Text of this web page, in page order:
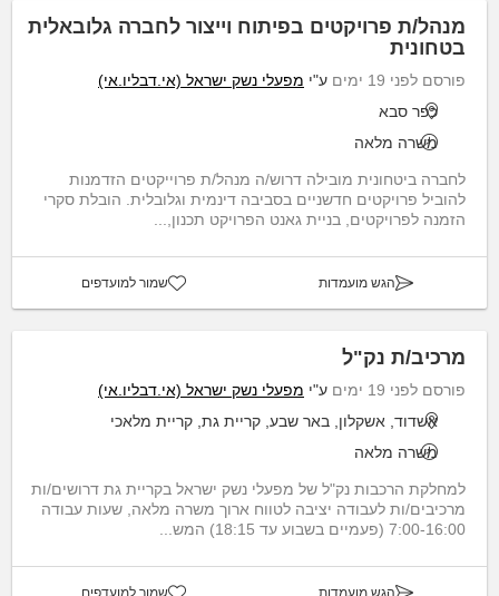
מנהל/ת פרויקטים בפיתוח וייצור לחברה גלובאלית
בטחונית
פורסם לפני 19 ימים ע"י מפעלי נשק ישראל (אי.דבליו.אי)
כפר סבא
משרה מלאה
לחברה ביטחונית מובילה דרוש/ה מנהל/ת פרוייקטים הזדמנות
להוביל פרויקטים חדשניים בסביבה דינמית וגלובלית. הובלת סקרי
הזמנה לפרויקטים, בניית גאנט הפרויקט תכנון,...
הגש מועמדות שמור למועדפים
מרכיב/ת נק"ל
פורסם לפני 19 ימים ע"י מפעלי נשק ישראל (אי.דבליו.אי)
אשדוד, אשקלון, באר שבע, קריית גת, קריית מלאכי
משרה מלאה
למחלקת הרכבות נק"ל של מפעלי נשק ישראל בקריית גת דרושים/ות
מרכיבים/ות לעבודה יציבה לטווח ארוך משרה מלאה, שעות עבודה
7:00-16:00 (פעמיים בשבוע עד 18:15) המש...
הגש מועמדות שמור למועדפים